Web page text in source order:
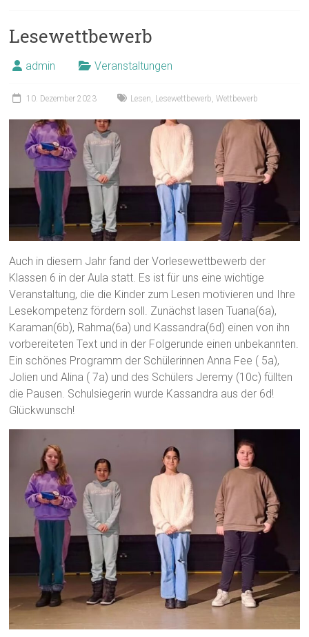
Lesewettbewerb
admin Veranstaltungen
10. Dezember 2023 Lesen, Lesewettbewerb,Wettbewerb
Auch in diesem Jahr fand der Vorlesewettbewerb der
Klassen 6 in der Aula statt. Es ist für uns eine wichtige
Veranstaltung, die die Kinder zum Lesen motivieren und Ihre
Lesekompetenz fördern soll. Zunächst lasen Tuana(6a),
Karaman(6b), Rahma(6a) und Kassandra(6d) einen von ihn
vorbereiteten Text und in der Folgerunde einen unbekannten.
Ein schönes Programm der Schülerinnen Anna Fee ( 5a),
Jolien und Alina ( 7a) und des Schülers Jeremy (10c) füllten
die Pausen. Schulsiegerin wurde Kassandra aus der 6d!
Glückwunsch!